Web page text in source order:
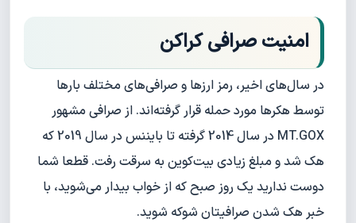
امنیت صرافی کراکن
در سال‌های اخیر، رمز ارزها و صرافی‌های مختلف بارها
توسط هکرها مورد حمله قرار گرفته‌اند. از صرافی مشهور
MT.GOX در سال 2014 گرفته تا بایننس در سال 2019 که
هک شد و مبلغ زیادی بیت‌کوین به سرقت رفت. قطعا شما
دوست ندارید یک روز صبح که از خواب بیدار می‌شوید، با
خبر هک شدن صرافیتان شوکه شوید.